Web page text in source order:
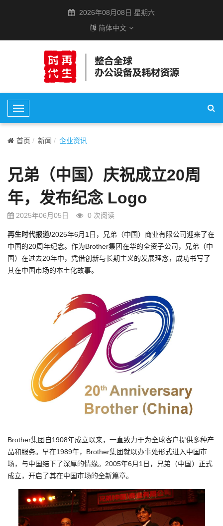
2026年08月08日 星期六
简体中文
T
o
g
e
N
a
i
g
a
首页 新闻 企业资讯
兄弟（中国）庆祝成立20周
年，发布纪念 Logo
2025年06月05日 0 次阅读
再生时代报道/2025年6月1日，兄弟（中国）商业有限公司迎来了在
中国的20周年纪念。作为Brother集团在华的全资子公司，兄弟（中
国）在过去20年中，凭借创新与长期主义的发展理念，成功书写了
其在中国市场的本土化故事。
Brother集团自1908年成立以来，一直致力于为全球客户提供多种产
品和服务。早在1989年，Brother集团就以办事处形式进入中国市
场，与中国结下了深厚的情缘。2005年6月1日，兄弟（中国）正式
成立，开启了其在中国市场的全新篇章。